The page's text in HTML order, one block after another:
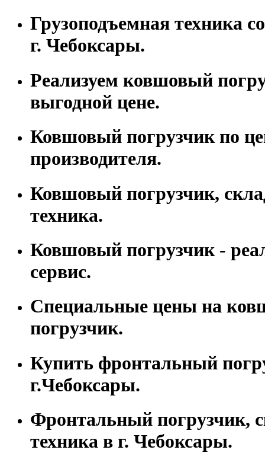
Грузоподъемная техника
г. Чебоксары.
Реализуем ковшовый
выгодной цене.
Ковшовый погрузчик по
производителя.
Ковшовый погрузчик,
техника.
Ковшовый погрузчик -
сервис.
Специальные цены на
погрузчик.
Купить фронтальный
г.Чебоксары.
Фронтальный погрузчик,
техника в г. Чебоксары.